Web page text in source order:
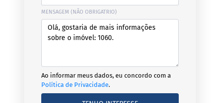
MENSAGEM (NÃO OBRIGATRIO)
Ao informar meus dados, eu concordo com a
Política de Privacidade.